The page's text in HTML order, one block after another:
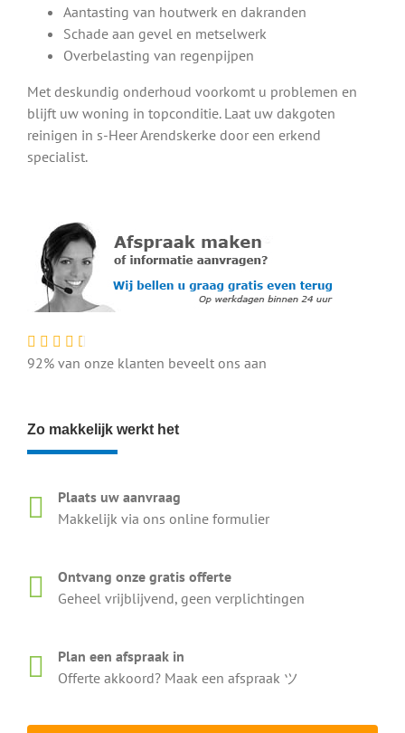
Aantasting van houtwerk en dakranden
Schade aan gevel en metselwerk
Overbelasting van regenpijpen
Met deskundig onderhoud voorkomt u problemen en
blijft uw woning in topconditie. Laat uw dakgoten
reinigen in s-Heer Arendskerke door een erkend
specialist.
92% van onze klanten beveelt ons aan
Zo makkelijk werkt het
Plaats uw aanvraag
Makkelijk via ons online formulier
Ontvang onze gratis offerte
Geheel vrijblijvend, geen verplichtingen
Plan een afspraak in
Offerte akkoord? Maak een afspraak ツ